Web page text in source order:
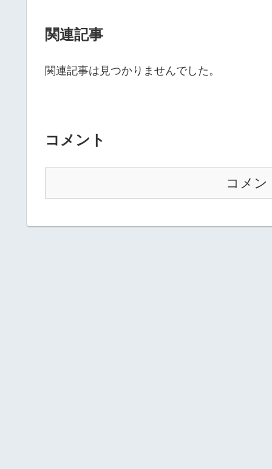
関連記事
関連記事は見つかりませんでした。
コメント
コメン